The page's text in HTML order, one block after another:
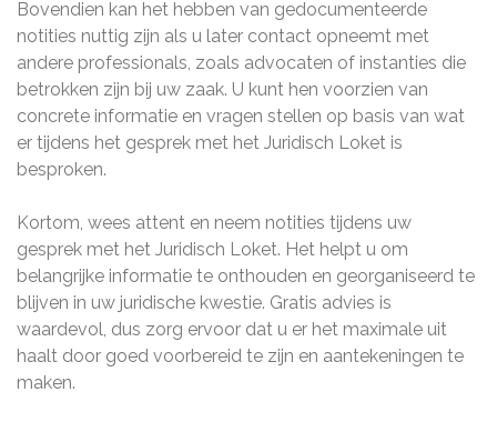
Bovendien kan het hebben van gedocumenteerde
notities nuttig zijn als u later contact opneemt met
andere professionals, zoals advocaten of instanties die
betrokken zijn bij uw zaak. U kunt hen voorzien van
concrete informatie en vragen stellen op basis van wat
er tijdens het gesprek met het Juridisch Loket is
besproken.
Kortom, wees attent en neem notities tijdens uw
gesprek met het Juridisch Loket. Het helpt u om
belangrijke informatie te onthouden en georganiseerd te
blijven in uw juridische kwestie. Gratis advies is
waardevol, dus zorg ervoor dat u er het maximale uit
haalt door goed voorbereid te zijn en aantekeningen te
maken.